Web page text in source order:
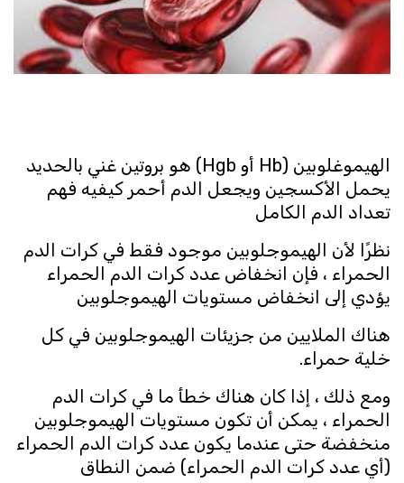
الهيموغلوبين (Hb أو Hgb) هو بروتين غني بالحديد
يحمل الأكسجين ويجعل الدم أحمر كيفيه فهم
تعداد الدم الكامل
نظرًا لأن الهيموجلوبين موجود فقط في كرات الدم
الحمراء ، فإن انخفاض عدد كرات الدم الحمراء
يؤدي إلى انخفاض مستويات الهيموجلوبين
هناك الملايين من جزيئات الهيموجلوبين في كل
خلية حمراء.
ومع ذلك ، إذا كان هناك خطأ ما في كرات الدم
الحمراء ، يمكن أن تكون مستويات الهيموجلوبين
منخفضة حتى عندما يكون عدد كرات الدم الحمراء
(أي عدد كرات الدم الحمراء) ضمن النطاق